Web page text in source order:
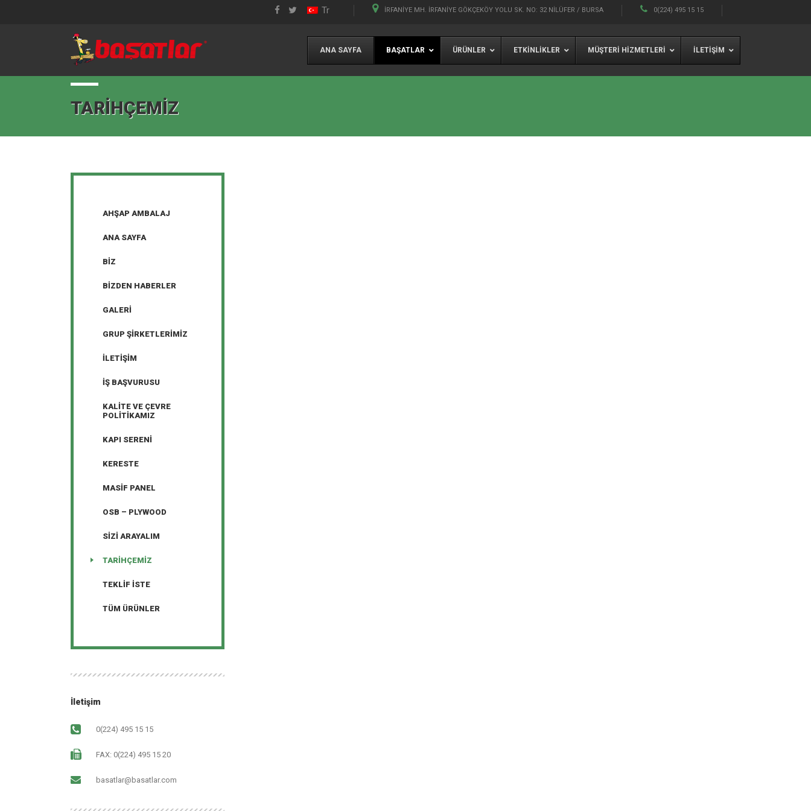
İRFANIYE MH. İRFANIYE GÖKÇEKÖY YOLU SK. NO: 32 NILÜFER / BURSA 0(224) 495 15 15
Tr
ANA SAYFA BAŞATLAR ÜRÜNLER ETKINLIKLER MÜŞTERI HIZMETLERI İLETIŞIM
TARIHÇEMIZ
AHŞAP AMBALAJ
ANA SAYFA
BIZ
BIZDEN HABERLER
GALERI
GRUP ŞIRKETLERIMIZ
İLETIŞIM
İŞ BAŞVURUSU
KALITE VE ÇEVRE
POLITIKAMIZ
KAPI SERENI
KERESTE
MASIF PANEL
OSB – PLYWOOD
SIZI ARAYALIM
TARIHÇEMIZ
TEKLIF İSTE
TÜM ÜRÜNLER
İletişim
0(224) 495 15 15
FAX: 0(224) 495 15 20
basatlar@basatlar.com